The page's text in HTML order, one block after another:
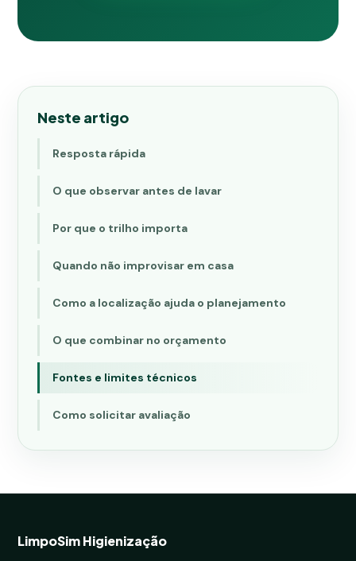
Neste artigo
Resposta rápida
O que observar antes de lavar
Por que o trilho importa
Quando não improvisar em casa
Como a localização ajuda o planejamento
O que combinar no orçamento
Fontes e limites técnicos
Como solicitar avaliação
LimpoSim Higienização